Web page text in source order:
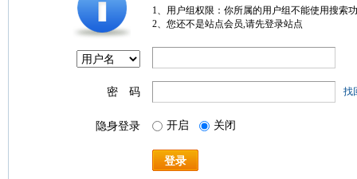
1、用户组权限：你所属的用户组不能使用搜索
2、您还不是站点会员,请先登录站点
密 码 找
隐身登录 开启 关闭
登录